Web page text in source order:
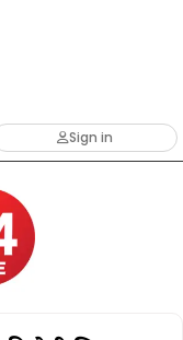
Sign in